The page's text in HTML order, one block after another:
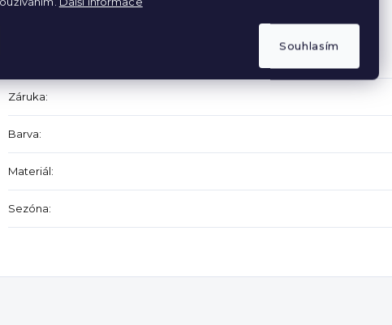
Souhlasím
Záruka:
Barva:
Materiál:
Sezóna: